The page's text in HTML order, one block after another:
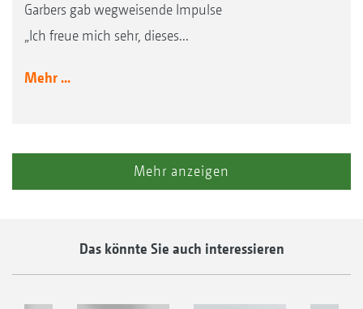
Garbers gab wegweisende Impulse
„Ich freue mich sehr, dieses...
Mehr ...
Mehr anzeigen
Das könnte Sie auch interessieren